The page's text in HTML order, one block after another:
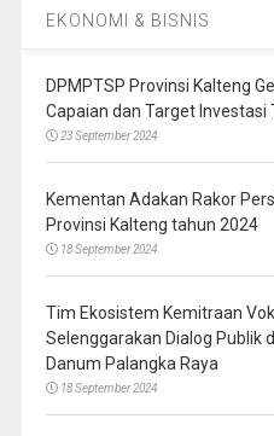
EKONOMI & BISNIS
DPMPTSP Provinsi Kalteng
Capaian dan Target Investasi
23 September 2024
Kementan Adakan Rakor
Provinsi Kalteng tahun 2024
18 September 2024
Tim Ekosistem Kemitraan
Selenggarakan Dialog Publik
Danum Palangka Raya
18 September 2024